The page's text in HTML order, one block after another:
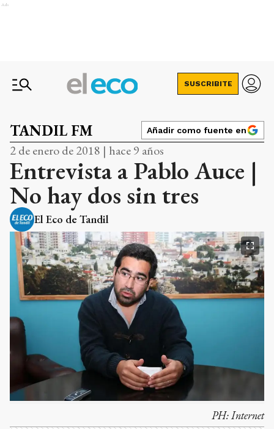
Ads
SUSCRIBITE
TANDIL FM Añadir como fuente en
2 de enero de 2018 | hace 9 años
Entrevista a Pablo Auce |
No hay dos sin tres
El Eco de Tandil
PH:Internet